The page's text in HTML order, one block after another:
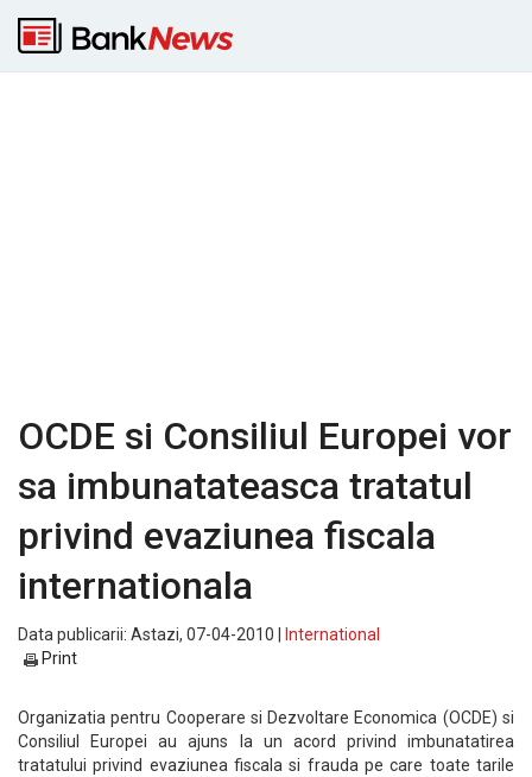
OCDE si Consiliul Europei vor
sa imbunatateasca tratatul
privind evaziunea fiscala
internationala
Data publicarii: Astazi, 07-04-2010 |
International
Print
Organizatia pentru Cooperare si Dezvoltare Economica (OCDE) si
Consiliul Europei au ajuns la un acord privind imbunatatirea
tratatului privind evaziunea fiscala si frauda pe care toate tarile